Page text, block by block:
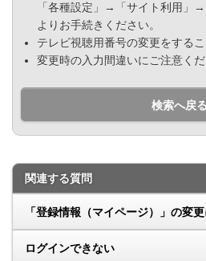
「各種設定」→「サイト利用」
よりお手続きください。
テレビ視聴用番号の変更をするこ
変更時の入力間違いにご注意くだ
検索へ戻る
関連する質問
「登録情報（マイページ）」の変
ログインできない